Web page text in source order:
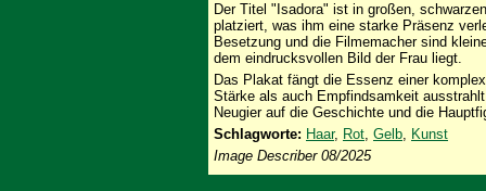
Der Titel "Isadora" ist in großen,
platziert, was ihm eine starke Präsenz
Besetzung und die Filmemacher sind
dem eindrucksvollen Bild der Frau liegt.
Das Plakat fängt die Essenz einer
Stärke als auch Empfindsamkeit
Neugier auf die Geschichte und die
Schlagworte: Haar, Rot, Gelb, Kunst
Image Describer 08/2025